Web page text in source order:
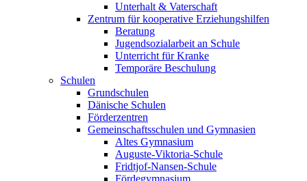
Unterhalt & Vaterschaft
Zentrum für kooperative Erziehungshilfen
Beratung
Jugendsozialarbeit an Schule
Unterricht für Kranke
Temporäre Beschulung
Schulen
Grundschulen
Dänische Schulen
Förderzentren
Gemeinschaftsschulen und Gymnasien
Altes Gymnasium
Auguste-Viktoria-Schule
Fridtjof-Nansen-Schule
Fördegymnasium